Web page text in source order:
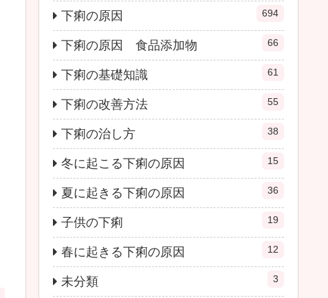
下痢の原因 694
下痢の原因 食品添加物 66
下痢の基礎知識 61
下痢の改善方法 55
下痢の治し方 38
冬に起こる下痢の原因 15
夏に起きる下痢の原因 36
子供の下痢 19
春に起きる下痢の原因 12
未分類 3